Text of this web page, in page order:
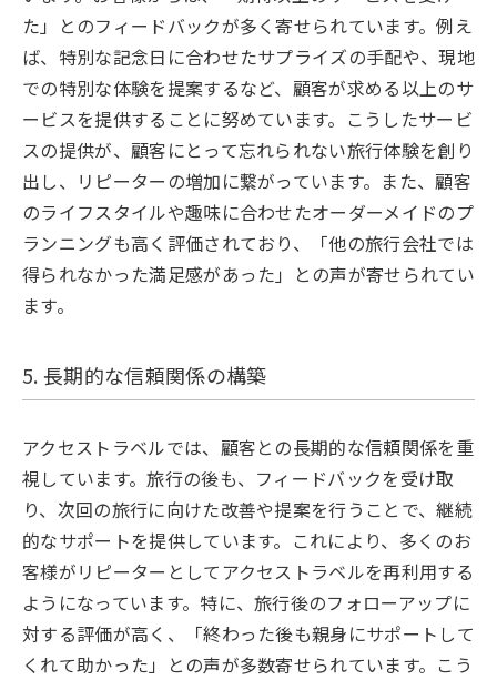
た」とのフィードバックが多く寄せられています。例え
ば、特別な記念日に合わせたサプライズの手配や、現地
での特別な体験を提案するなど、顧客が求める以上のサ
ービスを提供することに努めています。こうしたサービ
スの提供が、顧客にとって忘れられない旅行体験を創り
出し、リピーターの増加に繋がっています。また、顧客
のライフスタイルや趣味に合わせたオーダーメイドのプ
ランニングも高く評価されており、「他の旅行会社では
得られなかった満足感があった」との声が寄せられてい
ます。
5. 長期的な信頼関係の構築
アクセストラベルでは、顧客との長期的な信頼関係を重
視しています。旅行の後も、フィードバックを受け取
り、次回の旅行に向けた改善や提案を行うことで、継続
的なサポートを提供しています。これにより、多くのお
客様がリピーターとしてアクセストラベルを再利用する
ようになっています。特に、旅行後のフォローアップに
対する評価が高く、「終わった後も親身にサポートして
くれて助かった」との声が多数寄せられています。こう